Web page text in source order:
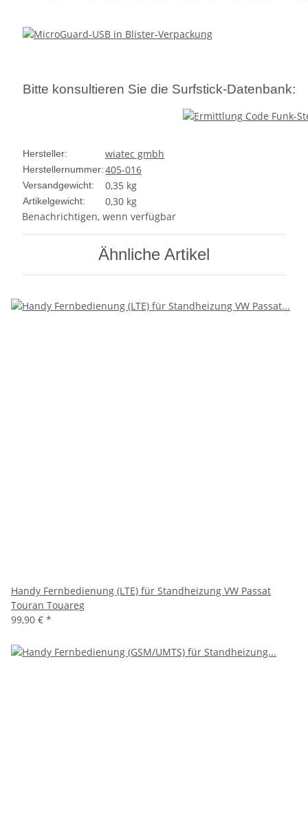
Bitte konsultieren Sie die Surfstick-Datenbank:
Hersteller: wiatec gmbh
Herstellernummer:405-016
Versandgewicht: 0,35 kg
Artikelgewicht: 0,30 kg
Benachrichtigen, wenn verfügbar
Ähnliche Artikel
Handy Fernbedienung (LTE) für Standheizung VW Passat
Touran Touareg
99,90 € *